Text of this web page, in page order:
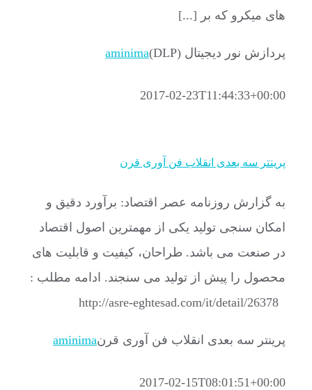
های میکرو که بر [...]
پردازش نور دیجیتال (DLP) aminima
2017-02-23T11:44:33+00:00
پرینتر سه بعدی انقلاب فن آوری قرن
به گزارش روزنامه عصر اقتصاد: برآورد دقیق و
امکان سنجی تولید یکی از مهمترین اصول اقتصاد
در صنعت می باشد. طراحان، کیفیت و قابلیت های
محصول را پیش از تولید می سنجند. ادامه مطلب :
پرینتر سه بعدی انقلاب فن آوری قرنaminima
2017-02-15T08:01:51+00:00